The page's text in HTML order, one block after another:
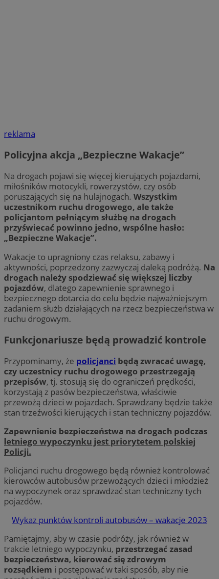
reklama
Policyjna akcja „Bezpieczne Wakacje”
Na drogach pojawi się więcej kierujących pojazdami,
miłośników motocykli, rowerzystów, czy osób
poruszających się na hulajnogach. Wszystkim
uczestnikom ruchu drogowego, ale także
policjantom pełniącym służbę na drogach
przyświecać powinno jedno, wspólne hasło:
„Bezpieczne Wakacje”.
Wakacje to upragniony czas relaksu, zabawy i
aktywności, poprzedzony zazwyczaj daleką podróżą. Na
drogach należy spodziewać się większej liczby
pojazdów, dlatego zapewnienie sprawnego i
bezpiecznego dotarcia do celu będzie najważniejszym
zadaniem służb działających na rzecz bezpieczeństwa w
ruchu drogowym.
Funkcjonariusze będą prowadzić kontrole
Przypominamy, że policjanci będą zwracać uwagę,
czy uczestnicy ruchu drogowego przestrzegają
przepisów, tj. stosują się do ograniczeń prędkości,
korzystają z pasów bezpieczeństwa, właściwie
przewożą dzieci w pojazdach. Sprawdzany będzie także
stan trzeźwości kierujących i stan techniczny pojazdów.
Zapewnienie bezpieczeństwa na drogach podczas
letniego wypoczynku jest priorytetem polskiej
Policji.
Policjanci ruchu drogowego będą również kontrolować
kierowców autobusów przewożących dzieci i młodzież
na wypoczynek oraz sprawdzać stan techniczny tych
pojazdów.
Wykaz punktów kontroli autobusów – wakacje 2023
Pamiętajmy, aby w czasie podróży, jak również w
trakcie letniego wypoczynku, przestrzegać zasad
bezpieczeństwa, kierować się zdrowym
rozsądkiem i postępować w taki sposób, aby nie